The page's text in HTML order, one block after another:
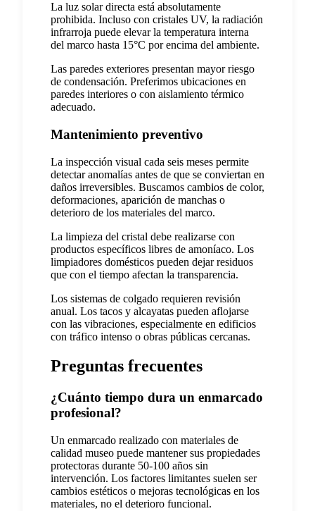
La luz solar directa está absolutamente
prohibida. Incluso con cristales UV, la radiación
infrarroja puede elevar la temperatura interna
del marco hasta 15°C por encima del ambiente.
Las paredes exteriores presentan mayor riesgo
de condensación. Preferimos ubicaciones en
paredes interiores o con aislamiento térmico
adecuado.
Mantenimiento preventivo
La inspección visual cada seis meses permite
detectar anomalías antes de que se conviertan en
daños irreversibles. Buscamos cambios de color,
deformaciones, aparición de manchas o
deterioro de los materiales del marco.
La limpieza del cristal debe realizarse con
productos específicos libres de amoníaco. Los
limpiadores domésticos pueden dejar residuos
que con el tiempo afectan la transparencia.
Los sistemas de colgado requieren revisión
anual. Los tacos y alcayatas pueden aflojarse
con las vibraciones, especialmente en edificios
con tráfico intenso o obras públicas cercanas.
Preguntas frecuentes
¿Cuánto tiempo dura un enmarcado
profesional?
Un enmarcado realizado con materiales de
calidad museo puede mantener sus propiedades
protectoras durante 50-100 años sin
intervención. Los factores limitantes suelen ser
cambios estéticos o mejoras tecnológicas en los
materiales, no el deterioro funcional.